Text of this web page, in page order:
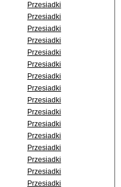
Przesiadki
Przesiadki
Przesiadki
Przesiadki
Przesiadki
Przesiadki
Przesiadki
Przesiadki
Przesiadki
Przesiadki
Przesiadki
Przesiadki
Przesiadki
Przesiadki
Przesiadki
Przesiadki